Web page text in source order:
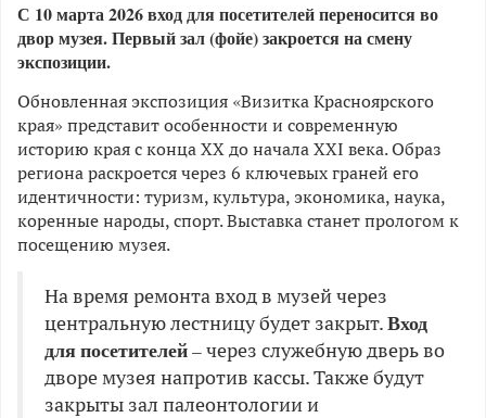
С 10 марта 2026 вход для посетителей переносится во
двор музея.Первый зал (фойе) закроется на смену
экспозиции.
Обновленная экспозиция «Визитка Красноярского
края» представит особенности и современную
историю края с конца XX до начала XXI века. Образ
региона раскроется через 6 ключевых граней его
идентичности: туризм, культура, экономика, наука,
коренные народы, спорт. Выставка станет прологом к
посещению музея.
На время ремонта вход в музей через
центральную лестницу будет закрыт.Вход
для посетителей– через служебную дверь во
дворе музея напротив кассы. Также будут
закрыты зал палеонтологии и